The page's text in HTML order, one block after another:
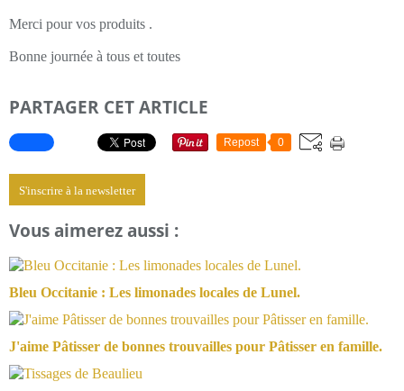
Merci pour vos produits .
Bonne journée à tous et toutes
PARTAGER CET ARTICLE
Repost 0
S'inscrire à la newsletter
Vous aimerez aussi :
Bleu Occitanie : Les limonades locales de Lunel.
J'aime Pâtisser de bonnes trouvailles pour Pâtisser en famille.